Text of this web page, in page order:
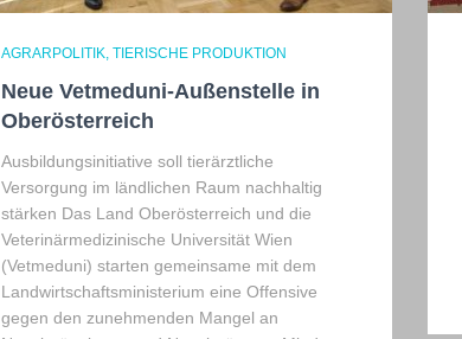
AGRARPOLITIK TIERISCHE PRODUKTION
Neue Vetmeduni-Außenstelle in
Oberösterreich
Ausbildungsinitiative soll tierärztliche
Versorgung im ländlichen Raum nachhaltig
stärken Das Land Oberösterreich und die
Veterinärmedizinische Universität Wien
(Vetmeduni) starten gemeinsame mit dem
Landwirtschaftsministerium eine Offensive
gegen den zunehmenden Mangel an